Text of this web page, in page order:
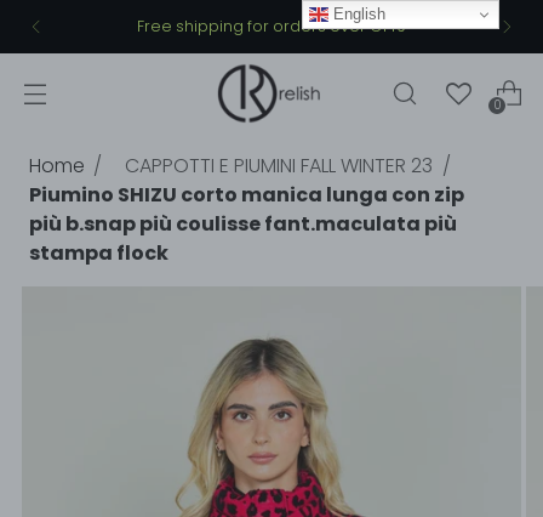
Free shipping for orders over €149
0
Home
CAPPOTTI E PIUMINI FALL WINTER 23
Piumino SHIZU corto manica lunga con zip
più b.snap più coulisse fant.maculata più
stampa flock
English